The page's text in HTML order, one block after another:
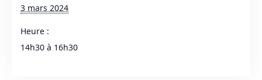
3 mars 2024
Heure :
14h30 à 16h30